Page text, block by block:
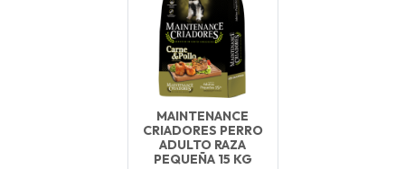
MAINTENANCE
CRIADORES PERRO
ADULTO RAZA
PEQUEÑA 15 KG